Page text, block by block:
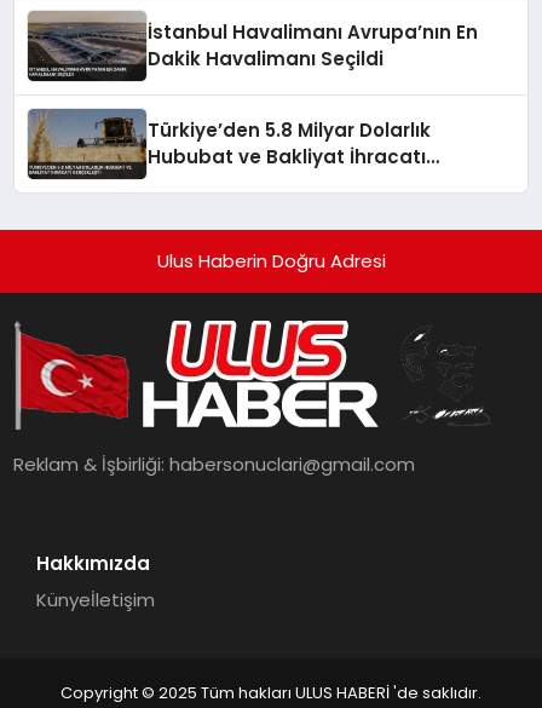
İstanbul Havalimanı Avrupa’nın En
Dakik Havalimanı Seçildi
Türkiye’den 5.8 Milyar Dolarlık
Hububat ve Bakliyat İhracatı
Ulus Haberin Doğru Adresi
Reklam & İşbirliği:habersonuclari@gmail.com
Hakkımızda
Künyeİletişim
Copyright © 2025 Tüm hakları ULUS HABERİ 'de saklıdır.